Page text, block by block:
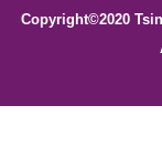
Copyright©2020